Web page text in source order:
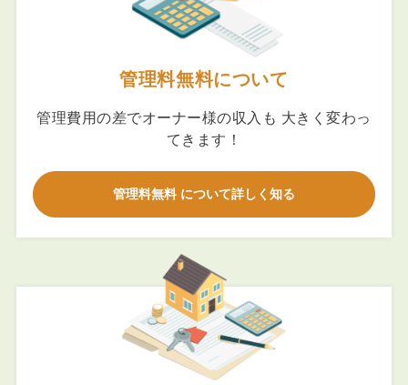
管理料無料について
管理費用の差でオーナー様の収入も 大きく変わっ
てきます！
管理料無料 について詳しく知る